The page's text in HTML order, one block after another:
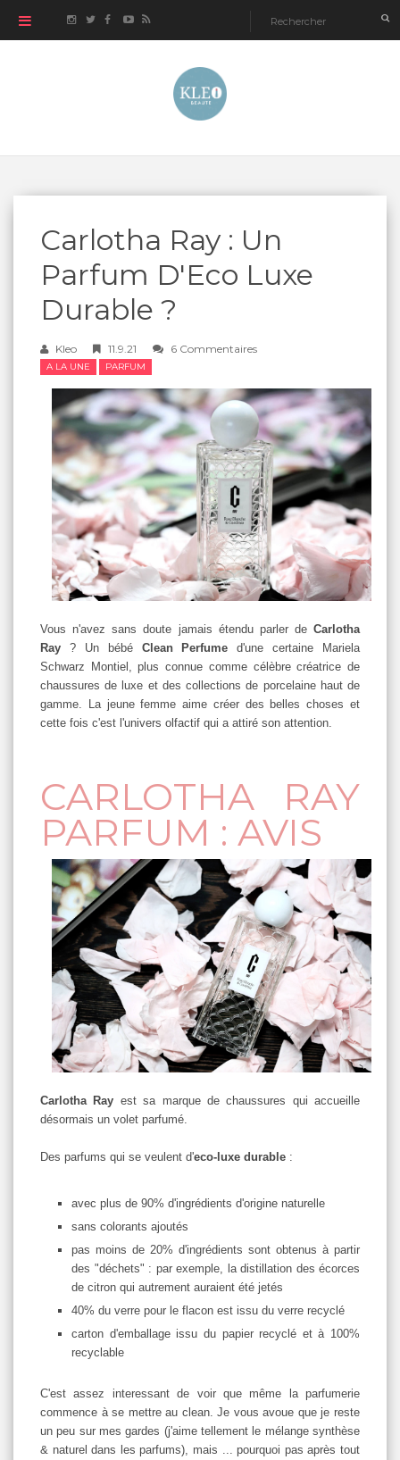
Carlotha Ray : Un
Parfum D'Eco Luxe
Durable ?
Kleo 11.9.21 6 Commentaires
A LA UNE PARFUM
Vous n'avez sans doute jamais étendu parler de Carlotha
Ray ? Un bébé Clean Perfume d'une certaine Mariela
Schwarz Montiel, plus connue comme célèbre créatrice de
chaussures de luxe et des collections de porcelaine haut de
gamme. La jeune femme aime créer des belles choses et
cette fois c'est l'univers olfactif qui a attiré son attention.
CARLOTHA RAY
PARFUM : AVIS
Carlotha Ray est sa marque de chaussures qui accueille
désormais un volet parfumé.
Des parfums qui se veulent d'eco-luxe durable :
avec plus de 90% d'ingrédients d'origine naturelle
sans colorants ajoutés
pas moins de 20% d'ingrédients sont obtenus à partir
des "déchets" : par exemple, la distillation des écorces
de citron qui autrement auraient été jetés
40% du verre pour le flacon est issu du verre recyclé
carton d'emballage issu du papier recyclé et à 100%
recyclable
C'est assez interessant de voir que même la parfumerie
commence à se mettre au clean. Je vous avoue que je reste
un peu sur mes gardes (j'aime tellement le mélange synthèse
& naturel dans les parfums), mais ... pourquoi pas après tout